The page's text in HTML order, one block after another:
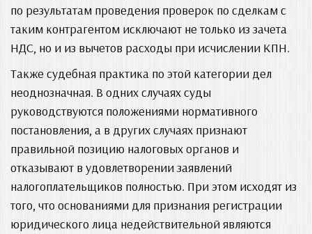
по результатам проведения проверок по сделкам с
таким контрагентом исключают не только из зачета
НДС, но и из вычетов расходы при исчислении КПН.
Также судебная практика по этой категории дел
неоднозначная. В одних случаях суды
руководствуются положениями нормативного
постановления, а в других случаях признают
правильной позицию налоговых органов и
отказывают в удовлетворении заявлений
налогоплательщиков полностью. При этом исходят из
того, что основаниями для признания регистрации
юридического лица недействительной являются